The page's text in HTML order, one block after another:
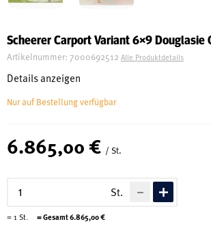
Shop
Ausstellung
Kataloge
Über uns
Scheerer Carport Variant 6×9 Douglasie
Artikelnummer: 7000692512 Alle Produktdetails
Details anzeigen
Nur auf Bestellung verfügbar
6.865,00 € / St.
St.
= 1 St. = Gesamt6.865,00€